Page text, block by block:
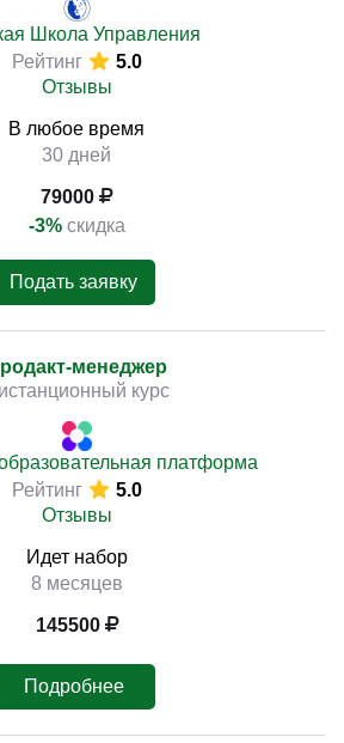
Школа Управления
Рейтинг
5.0
Отзывы
В любое время
30 дней
79000
-3% скидка
Подать заявку
менеджер
курс
платформа
Рейтинг
5.0
Отзывы
Идет набор
8 месяцев
145500
Подробнее